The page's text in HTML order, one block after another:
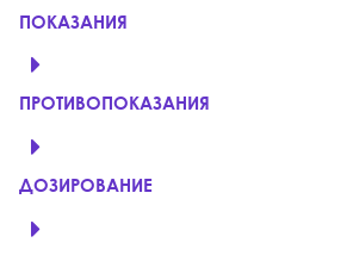
ПОКАЗАНИЯ
ПРОТИВОПОКАЗАНИЯ
ДОЗИРОВАНИЕ